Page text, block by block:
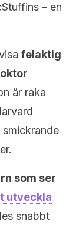
– en
felaktig
är raka
som ser
utveckla
snabbt